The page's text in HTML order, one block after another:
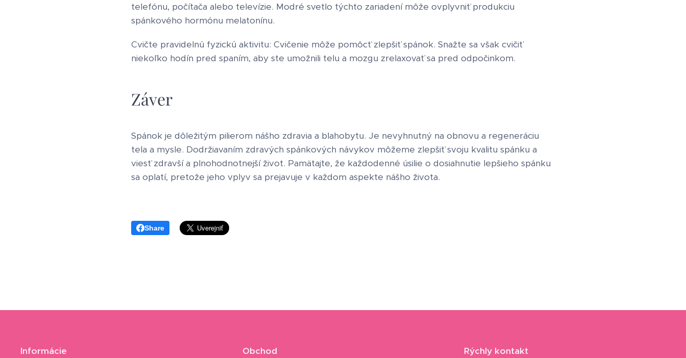
telefónu, počítača alebo televízie. Modré svetlo týchto zariadení môže ovplyvniť produkciu
spánkového hormónu melatonínu.
Cvičte pravidelnú fyzickú aktivitu: Cvičenie môže pomôcť zlepšiť spánok. Snažte sa však cvičiť
niekoľko hodín pred spaním, aby ste umožnili telu a mozgu zrelaxovať sa pred odpočinkom.
Záver
Spánok je dôležitým pilierom nášho zdravia a blahobytu. Je nevyhnutný na obnovu a regeneráciu
tela a mysle. Dodržiavaním zdravých spánkových návykov môžeme zlepšiť svoju kvalitu spánku a
viesť zdravší a plnohodnotnejší život. Pamätajte, že každodenné úsilie o dosiahnutie lepšieho spánku
sa oplatí, pretože jeho vplyv sa prejavuje v každom aspekte nášho života.
Share
Informácie Obchod Rýchly kontakt